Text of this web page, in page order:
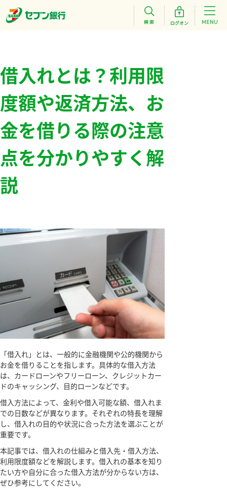
借入れとは？利用限
度額や返済方法、お
金を借りる際の注意
点を分かりやすく解
説
「借入れ」とは、一般的に金融機関や公的機関から
お金を借りることを指します。具体的な借入方法
は、カードローンやフリーローン、クレジットカー
ドのキャッシング、目的ローンなどです。
借入方法によって、金利や借入可能な額、借入れま
での日数などが異なります。それぞれの特長を理解
し、借入れの目的や状況に合った方法を選ぶことが
重要です。
本記事では、借入れの仕組みと借入先・借入方法、
利用限度額などを解説します。借入れの基本を知り
たい方や自分に合った借入方法が分からない方は、
ぜひ参考にしてください。